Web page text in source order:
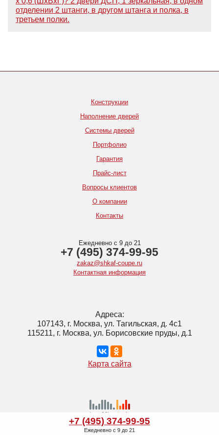
отделении 2 штанги, в другом штанга и полка, в
третьем полки.
Конструкции
Наполнение дверей
Системы дверей
Портфолио
Гарантия
Прайс-лист
Вопросы клиентов
О компании
Контакты
Ежедневно с 9 до 21
+7 (495) 374-99-95
zakaz@shkaf-coupe.ru
Контактная информация
Адреса:
107143, г. Москва, ул. Тагильская, д. 4с1
115211, г. Москва, ул. Борисовские пруды, д.1
Карта сайта
+7 (495) 374-99-95
Ежедневно с 9 до 21